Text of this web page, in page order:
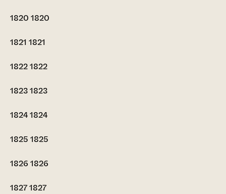
1820 1820
1821 1821
18221822
18231823
18241824
1825 1825
1826 1826
18271827